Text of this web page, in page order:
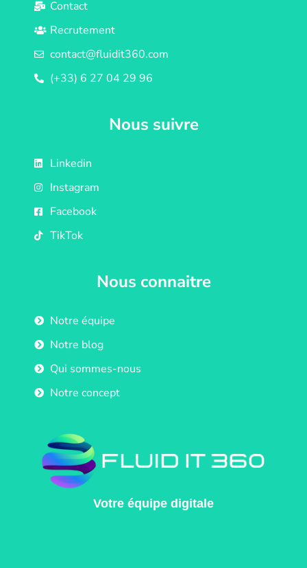
Contact
Recrutement
contact@fluidit360.com
(+33) 6 27 04 29 96
Nous suivre
Linkedin
Instagram
Facebook
TikTok
Nous connaitre
Notre équipe
Notre blog
Qui sommes-nous
Notre concept
Votre équipe digitale